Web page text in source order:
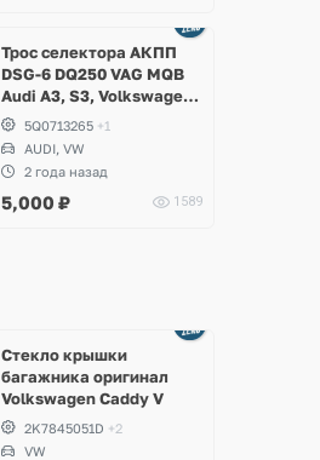
Трос селектора АКПП
DSG-6 DQ250 VAG MQB
Audi A3, S3, Volkswagen
Golf R 7
5Q0713265 +1
AUDI, VW
2 года назад
5,000 ₽ 1589
Стекло крышки
багажника оригинал
Volkswagen Caddy V
2K7845051D +2
VW